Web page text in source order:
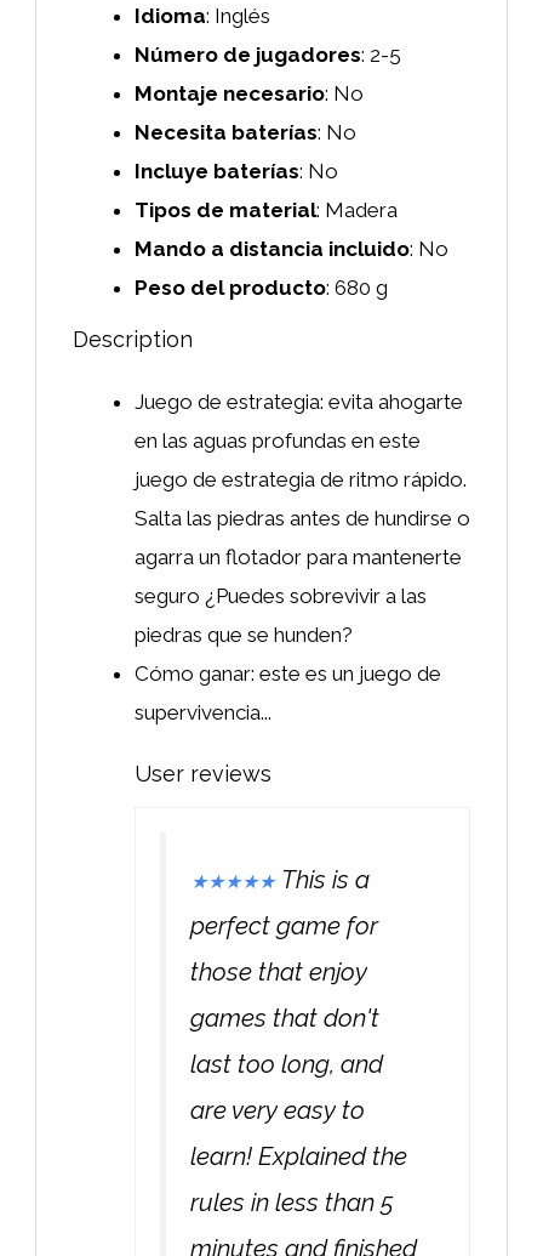
Idioma: ‎Inglés
Número de jugadores: ‎2-5
Montaje necesario: ‎No
Necesita baterías: ‎No
Incluye baterías: ‎No
Tipos de material: ‎Madera
Mando a distancia incluido: ‎No
Peso del producto: ‎680 g
Description
Juego de estrategia: evita ahogarte
en las aguas profundas en este
juego de estrategia de ritmo rápido.
Salta las piedras antes de hundirse o
agarra un flotador para mantenerte
seguro ¿Puedes sobrevivir a las
piedras que se hunden?
Cómo ganar: este es un juego de
supervivencia...
User reviews
★★★★★ This is a
perfect game for
those that enjoy
games that don't
last too long, and
are very easy to
learn! Explained the
rules in less than 5
minutes and finished